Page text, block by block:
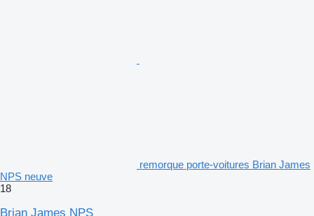
remorque porte-voitures Brian James
NPS neuve
18
Brian James NPS